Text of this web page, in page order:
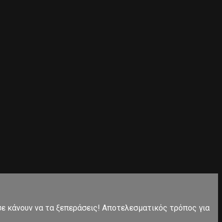
κάνουν να τα ξεπεράσεις! Αποτελεσματικός τρόπος για